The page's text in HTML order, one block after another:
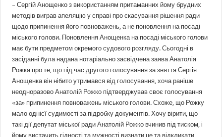
– Сергій Анощенко з використанням притаманних йому брудних
методів виграв апеляцію у справі про скасування рішення ради
щодо припинення його повноважень, а не поновлення на посаді
міського голови. Поновлення Анощенка на посаді міського голови
має бути предметом окремого судового розгляду. Сьогодні в
засіданні була надана нотаріально засвідчена заява Анатолія
Рожка про те, що під час другого голосування за зняття Сергія
Анощенка він нібито утримався від голосування, хоча раніше
неодноразово Анатолій Рожко підтверджував своє голосування
«за» припинення повноважень міського голови. Схоже, що Рожку
мало однієї судимості за підробку документів. Хочу вірити, що
такі дії депутат міської ради Анатолій Рожко вчинив під тиском, і
йому вистачить гідності та мужності визнати це та відкликати